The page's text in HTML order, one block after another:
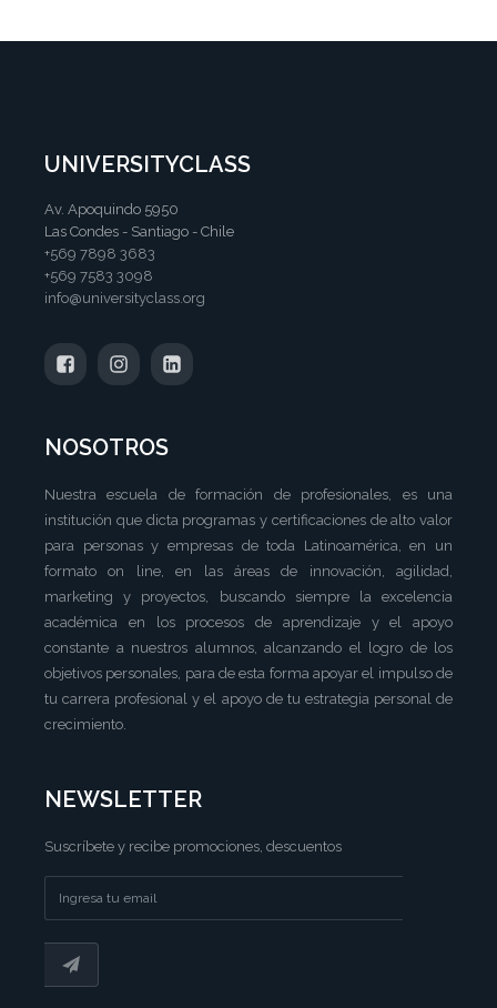
UNIVERSITYCLASS
Av. Apoquindo 5950
Las Condes - Santiago - Chile
+569 7898 3683
+569 7583 3098
info@universityclass.org
NOSOTROS
Nuestra escuela de formación de profesionales, es una
institución que dicta programas y certificaciones de alto valor
para personas y empresas de toda Latinoamérica, en un
formato on line, en las áreas de innovación, agilidad,
marketing y proyectos, buscando siempre la excelencia
académica en los procesos de aprendizaje y el apoyo
constante a nuestros alumnos, alcanzando el logro de los
objetivos personales, para de esta forma apoyar el impulso de
tu carrera profesional y el apoyo de tu estrategia personal de
crecimiento.
NEWSLETTER
Suscríbete y recibe promociones, descuentos